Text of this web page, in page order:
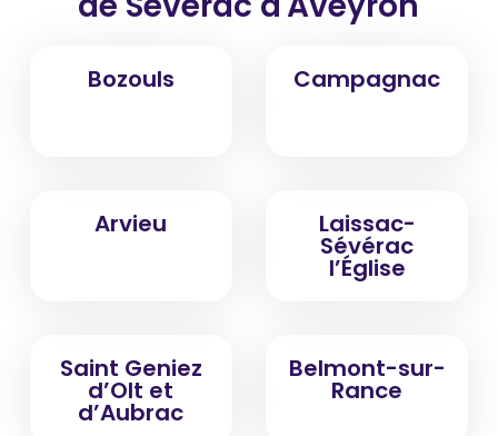
Bozouls Campagnac
Arvieu Laissac-
Sévérac
l’Église
Saint Geniez
d’Olt et
d’Aubrac
Belmont-sur-
Rance